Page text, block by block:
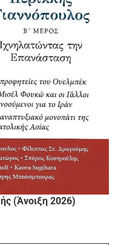
(Άνοιξη 2026)